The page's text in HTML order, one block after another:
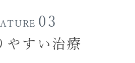
03
やすい治療